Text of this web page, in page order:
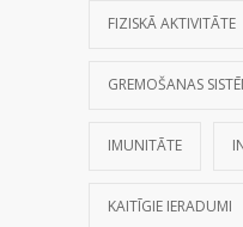
FIZISKĀ AKTIVITĀTE
GREMOŠANAS
IMUNITĀTE
KAITĪGIE IERADUMI